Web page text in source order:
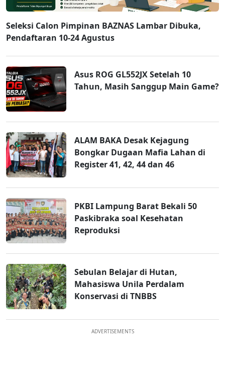
Seleksi Calon Pimpinan BAZNAS Lambar Dibuka,
Pendaftaran 10-24 Agustus
Asus ROG GL552JX Setelah 10
Tahun, Masih Sanggup Main Game?
ALAM BAKA Desak Kejagung
Bongkar Dugaan Mafia Lahan di
Register 41, 42, 44 dan 46
PKBI Lampung Barat Bekali 50
Paskibraka soal Kesehatan
Reproduksi
Sebulan Belajar di Hutan,
Mahasiswa Unila Perdalam
Konservasi di TNBBS
ADVERTISEMENTS